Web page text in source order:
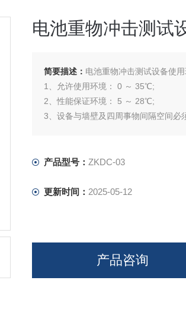
电池重物冲击测试
简要描述： 电池重物冲击测试设备使
1、允许使用环境： 0 ～ 35℃;
2、性能保证环境： 5 ～ 28℃;
3、设备与墙壁及四周事物间隔空间必
6、设备及相关配件要定期进行保养。
产品型号： ZKDC-03
更新时间： 2025-05-12
产品咨询